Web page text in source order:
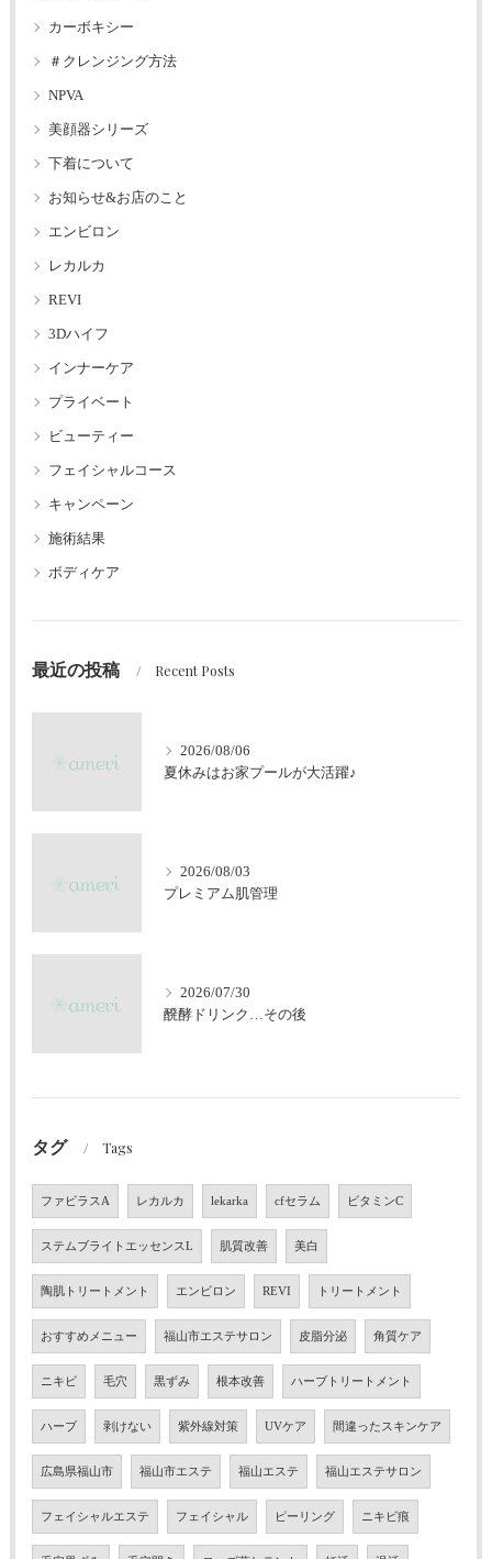
カーボキシー
＃クレンジング方法
NPVA
美顔器シリーズ
下着について
お知らせ&お店のこと
エンビロン
レカルカ
REVI
3Dハイフ
インナーケア
プライベート
ビューティー
フェイシャルコース
キャンペーン
施術結果
ボディケア
最近の投稿 Recent Posts
2026/08/06
夏休みはお家プールが大活躍♪
2026/08/03
プレミアム肌管理
2026/07/30
醗酵ドリンク…その後
タグ Tags
ファビラスA レカルカ lekarka cfセラム ビタミンC
ステムブライトエッセンスL 肌質改善 美白
陶肌トリートメント エンビロン REVI トリートメント
おすすめメニュー 福山市エステサロン 皮脂分泌 角質ケア
ニキビ 毛穴 黒ずみ 根本改善 ハーブトリートメント
ハーブ 剥けない 紫外線対策 UVケア 間違ったスキンケア
広島県福山市 福山市エステ 福山エステ 福山エステサロン
フェイシャルエステ フェイシャル ピーリング ニキビ痕